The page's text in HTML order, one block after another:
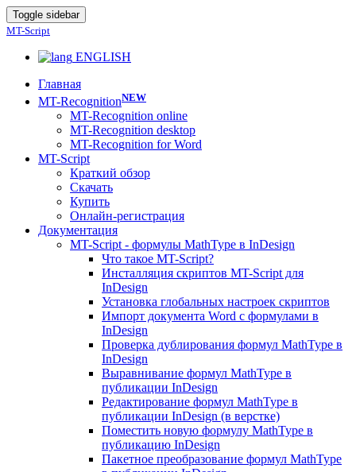
Toggle sidebar
MT-Script
ENGLISH
Главная
MT-RecognitionNEW
MT-Recognition online
MT-Recognition desktop
MT-Recognition for Word
MT-Script
Краткий обзор
Скачать
Купить
Онлайн-регистрация
Документация
MT-Script - формулы MathType в InDesign
Что такое MT-Script?
Инсталляция скриптов MT-Script для
InDesign
Установка глобальных настроек скриптов
Импорт документа Word с формулами в
InDesign
Проверка дублирования формул MathType в
InDesign
Выравнивание формул MathType в
публикации InDesign
Редактирование формул MathType в
публикации InDesign (в верстке)
Поместить новую формулу MathType в
публикацию InDesign
Пакетное преобразование формул MathType